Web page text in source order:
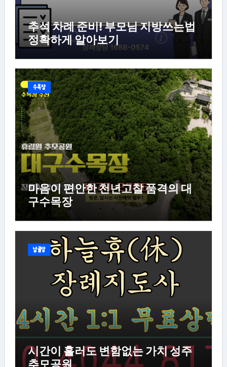
추석 차례 준비! 부모님 지방쓰는법
정확하게 알아보기
수목장
마음이 편안한 천년고찰 품격의 대
구수목장
납골당
시간이 흘러도 변함없는 가치 성주
추모공원